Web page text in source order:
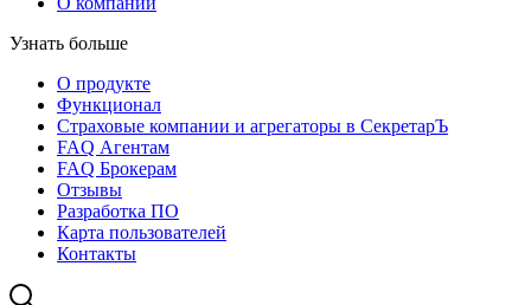
Узнать больше
О продукте
Функционал
Страховые компании и агрегаторы в СекретарЪ
FAQ Агентам
FAQ Брокерам
Отзывы
Разработка ПО
Карта пользователей
Контакты